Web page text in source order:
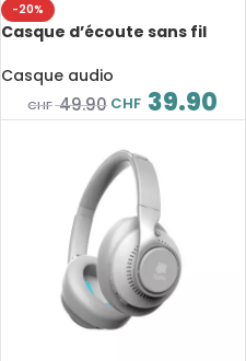
-20%
Casque d’écoute sans fil
micro, étanche, 10 heures
d’autonomie
Casque audio
CHF49.90 CHF 39.90